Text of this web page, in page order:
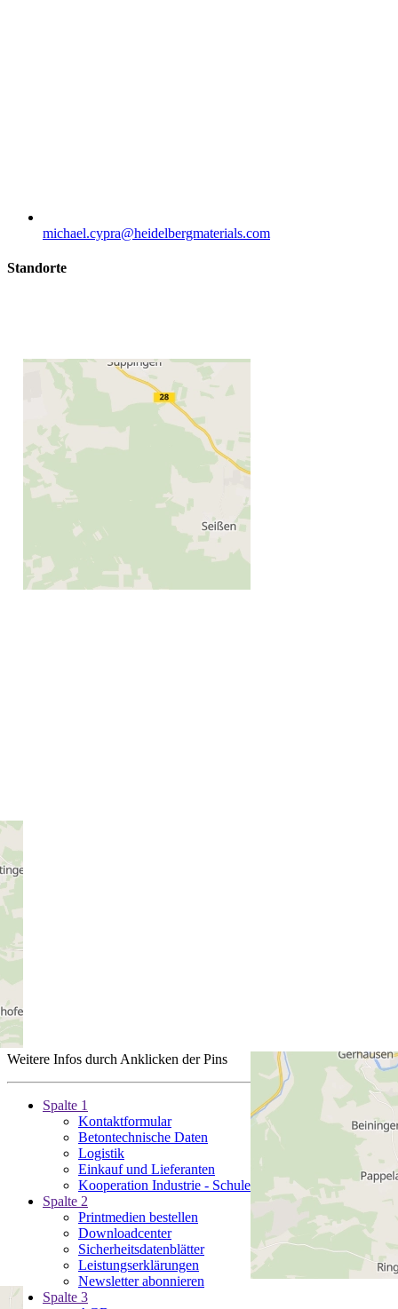
michael.cypra​@heidelbergmaterials.com
Standorte
Weitere Infos durch Anklicken der Pins
Spalte 1
Kontaktformular
Betontechnische Daten
Logistik
Einkauf und Lieferanten
Kooperation Industrie - Schule (KIS)
Spalte 2
Printmedien bestellen
Downloadcenter
Sicherheitsdatenblätter
Leistungserklärungen
Newsletter abonnieren
Spalte 3